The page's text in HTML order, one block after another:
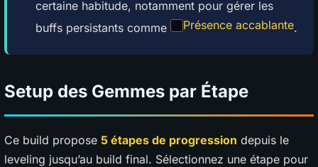
certaine habitude, notamment pour gérer les
buffs persistants comme
Présence accablante.
Setup des Gemmes par Étape
Ce build propose 5 étapes de progression depuis le
leveling jusqu’au build final. Sélectionnez une étape pour